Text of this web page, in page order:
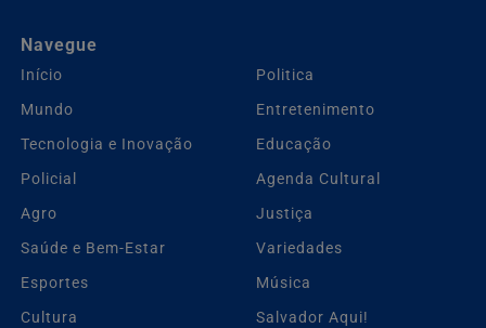
Navegue
Início
Politica
Mundo
Entretenimento
Tecnologia e Inovação
Educação
Policial
Agenda Cultural
Agro
Justiça
Saúde e Bem-Estar
Variedades
Esportes
Música
Cultura
Salvador Aqui!